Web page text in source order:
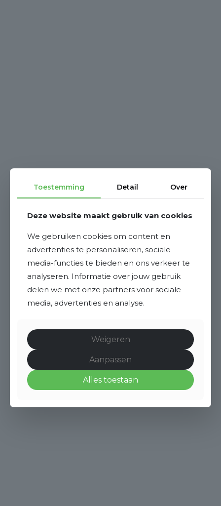
Toestemming Detail Over
Deze website maakt gebruik van cookies
We gebruiken cookies om content en
advertenties te personaliseren, sociale
media-functies te bieden en ons verkeer te
analyseren. Informatie over jouw gebruik
delen we met onze partners voor sociale
media, advertenties en analyse.
Weigeren
Aanpassen
Alles toestaan